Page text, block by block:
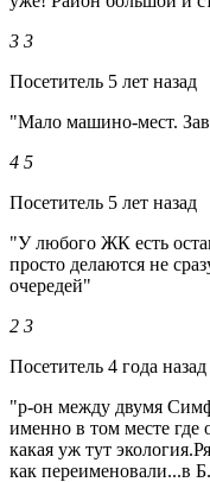
3 3
Посетитель 5 лет назад
"Мало машино-мест.
4 5
Посетитель 5 лет назад
"У любого ЖК есть
просто делаются не
очередей"
2 3
Посетитель 4 года назад
"р-он между двумя
именно в том месте где
какая уж тут
как переименовали...в